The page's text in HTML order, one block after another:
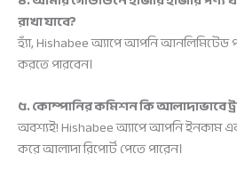
রাখা যাবে?
হ্যাঁ, Hishabee অ্যাপে আপনি আনলিমিটেড
করতে পারবেন।
৫. কোম্পানির কমিশন কি আলাদাভাবে
অবশ্যই! Hishabee অ্যাপে আপনি ইনকাম
করে আলাদা রিপোর্ট পেতে পারেন।